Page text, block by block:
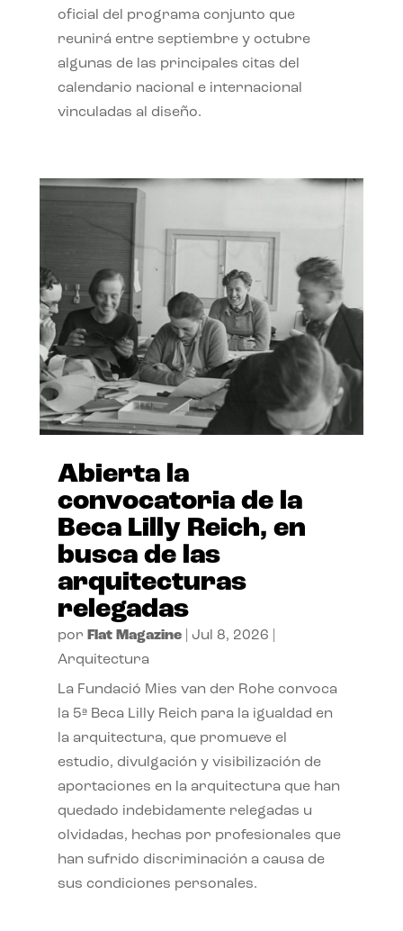
oficial del programa conjunto que
reunirá entre septiembre y octubre
algunas de las principales citas del
calendario nacional e internacional
vinculadas al diseño.
Abierta la
convocatoria de la
Beca Lilly Reich, en
busca de las
arquitecturas
relegadas
por Flat Magazine| Jul 8, 2026
Arquitectura
La Fundació Mies van der Rohe convoca
la 5ª Beca Lilly Reich para la igualdad en
la arquitectura, que promueve el
estudio, divulgación y visibilización de
aportaciones en la arquitectura que han
quedado indebidamente relegadas u
olvidadas, hechas por profesionales que
han sufrido discriminación a causa de
sus condiciones personales.